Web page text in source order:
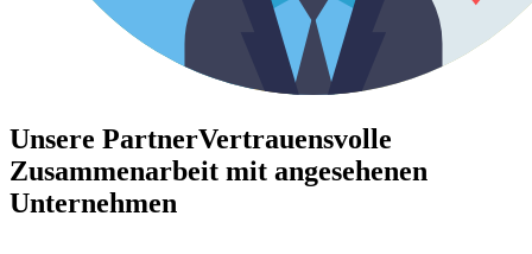
Unsere PartnerVertrauensvolle
Zusammenarbeit mit angesehenen
Unternehmen